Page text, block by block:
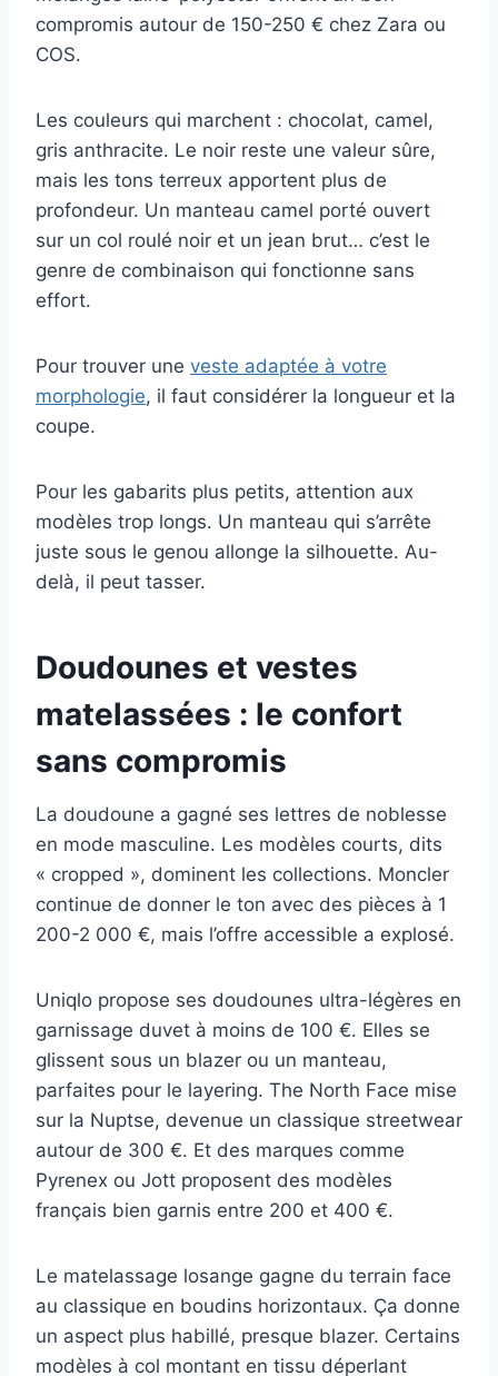
compromis autour de 150-250 € chez Zara ou
COS.
Les couleurs qui marchent : chocolat, camel,
gris anthracite. Le noir reste une valeur sûre,
mais les tons terreux apportent plus de
profondeur. Un manteau camel porté ouvert
sur un col roulé noir et un jean brut… c’est le
genre de combinaison qui fonctionne sans
effort.
Pour trouver une veste adaptée à votre
morphologie, il faut considérer la longueur et la
coupe.
Pour les gabarits plus petits, attention aux
modèles trop longs. Un manteau qui s’arrête
juste sous le genou allonge la silhouette. Au-
delà, il peut tasser.
Doudounes et vestes
matelassées : le confort
sans compromis
La doudoune a gagné ses lettres de noblesse
en mode masculine. Les modèles courts, dits
« cropped », dominent les collections. Moncler
continue de donner le ton avec des pièces à 1
200-2 000 €, mais l’offre accessible a explosé.
Uniqlo propose ses doudounes ultra-légères en
garnissage duvet à moins de 100 €. Elles se
glissent sous un blazer ou un manteau,
parfaites pour le layering. The North Face mise
sur la Nuptse, devenue un classique streetwear
autour de 300 €. Et des marques comme
Pyrenex ou Jott proposent des modèles
français bien garnis entre 200 et 400 €.
Le matelassage losange gagne du terrain face
au classique en boudins horizontaux. Ça donne
un aspect plus habillé, presque blazer. Certains
modèles à col montant en tissu déperlant